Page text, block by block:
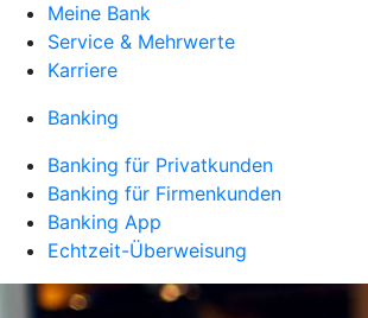
Meine Bank
Service & Mehrwerte
Karriere
Banking
Banking für Privatkunden
Banking für Firmenkunden
Banking App
Echtzeit-Überweisung